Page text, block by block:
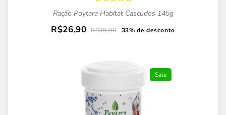
Ração Poytara Habitat Cascudos 145g
R$26,90 R$39,90 33% de desconto
Sale